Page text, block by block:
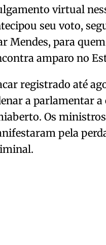
virtual
seu voto,
Mendes, para
amparo no
registrado até
a parlamentar
Os
pela